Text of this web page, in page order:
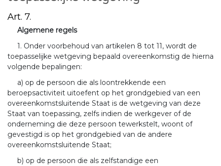
Art. 7.
Algemene regels
1. Onder voorbehoud van artikelen 8 tot 11, wordt de
toepasselijke wetgeving bepaald overeenkomstig de hierna
volgende bepalingen:
a) op de persoon die als loontrekkende een
beroepsactiviteit uitoefent op het grondgebied van een
overeenkomstsluitende Staat is de wetgeving van deze
Staat van toepassing, zelfs indien de werkgever of de
onderneming die deze persoon tewerkstelt, woont of
gevestigd is op het grondgebied van de andere
overeenkomstsluitende Staat;
b) op de persoon die als zelfstandige een